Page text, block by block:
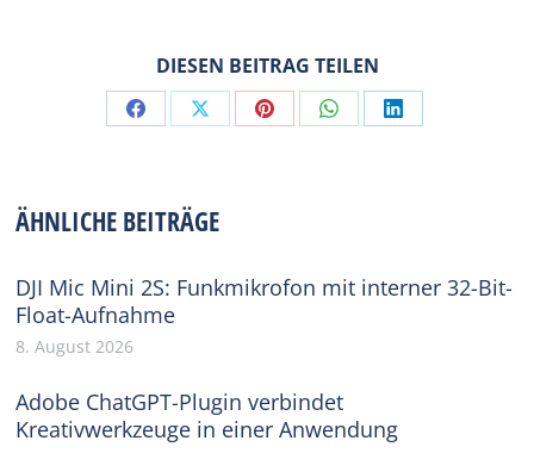
DIESEN BEITRAG TEILEN
Share Share Share Share Share
ÄHNLICHE BEITRÄGE
DJI Mic Mini 2S: Funkmikrofon mit interner 32-Bit-
Float-Aufnahme
8. August 2026
Adobe ChatGPT-Plugin verbindet
Kreativwerkzeuge in einer Anwendung